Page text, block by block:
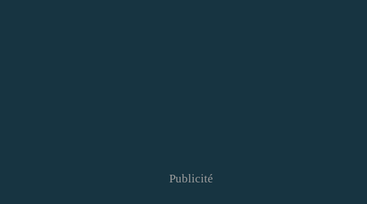
Publicité